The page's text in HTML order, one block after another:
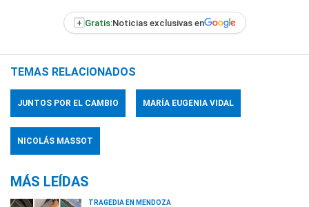
+ Gratis:Noticias exclusivas en
TEMAS RELACIONADOS
JUNTOS POR EL CAMBIO MARÍA EUGENIA VIDAL
NICOLÁS MASSOT
MÁS LEÍDAS
TRAGEDIA EN MENDOZA